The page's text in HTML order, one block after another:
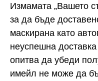
Измамата „Вашето
за да бъде
маскирана като
неуспешна
опитва да убеди
имейл не може да